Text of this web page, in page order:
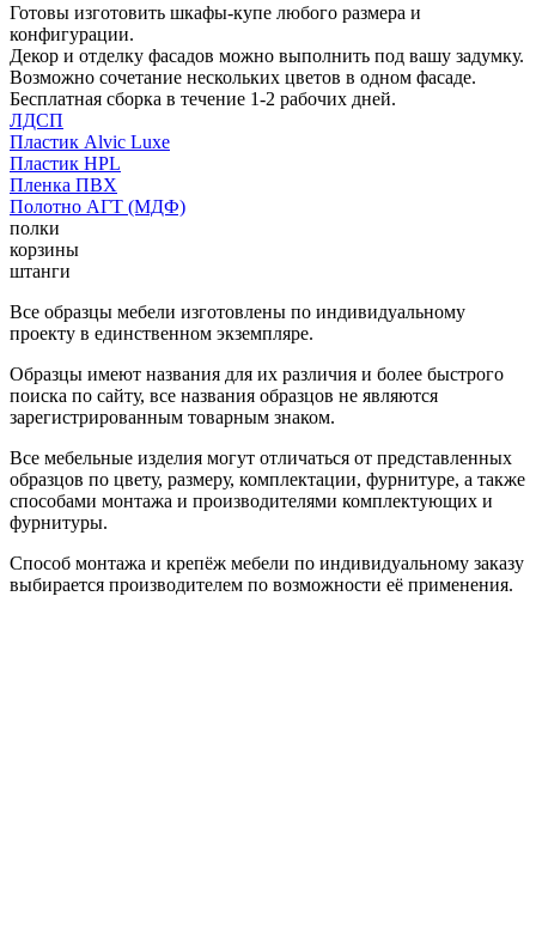
Готовы изготовить шкафы-купе любого размера и
конфигурации.
Декор и отделку фасадов можно выполнить под вашу задумку.
Возможно сочетание нескольких цветов в одном фасаде.
Бесплатная сборка в течение 1-2 рабочих дней.
ЛДСП
Пластик Alvic Luxe
Пластик HPL
Пленка ПВХ
Полотно АГТ (МДФ)
полки
корзины
штанги
Все образцы мебели изготовлены по индивидуальному
проекту в единственном экземпляре.
Образцы имеют названия для их различия и более быстрого
поиска по сайту, все названия образцов не являются
зарегистрированным товарным знаком.
Все мебельные изделия могут отличаться от представленных
образцов по цвету, размеру, комплектации, фурнитуре, а также
способами монтажа и производителями комплектующих и
фурнитуры.
Способ монтажа и крепёж мебели по индивидуальному заказу
выбирается производителем по возможности её применения.